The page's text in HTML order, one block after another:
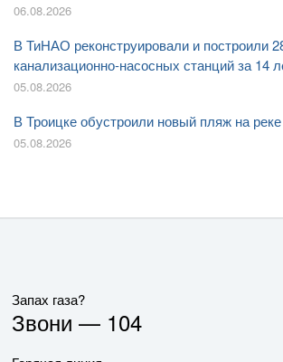
06.08.2026
В ТиНАО реконструировали и построили
канализационно-насосных станций за 14
05.08.2026
В Троицке обустроили новый пляж на
05.08.2026
Запах газа?
Звони — 104